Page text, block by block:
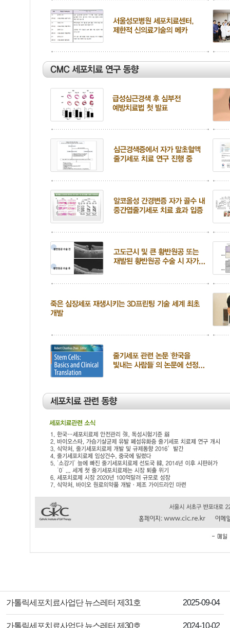
제목
가톨릭세포치료사업단 뉴스레터 제31호 작성일
2025-09-04
제목
가톨릭세포치료사업단 뉴스레터 제30호 작성일
2024-10-02